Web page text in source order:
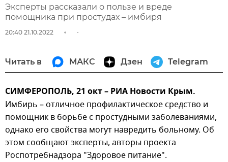
Эксперты рассказали о пользе и вреде
помощника при простудах – имбиря
20:40 21.10.2022
Читать в МАКС Дзен Telegram
СИМФЕРОПОЛЬ, 21 окт – РИА Новости Крым.
Имбирь – отличное профилактическое средство и
помощник в борьбе с простудными заболеваниями,
однако его свойства могут навредить больному. Об
этом сообщают эксперты, авторы проекта
Роспотребнадзора "Здоровое питание".